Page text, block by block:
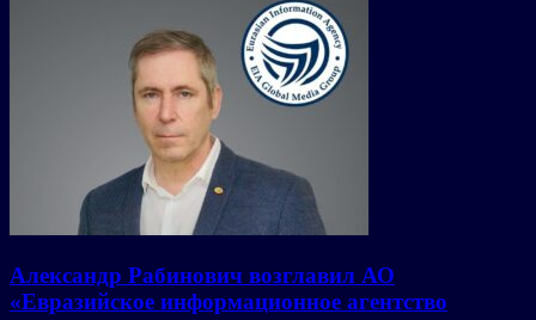
Александр Рабинович возглавил АО
«Евразийское информационное агентство